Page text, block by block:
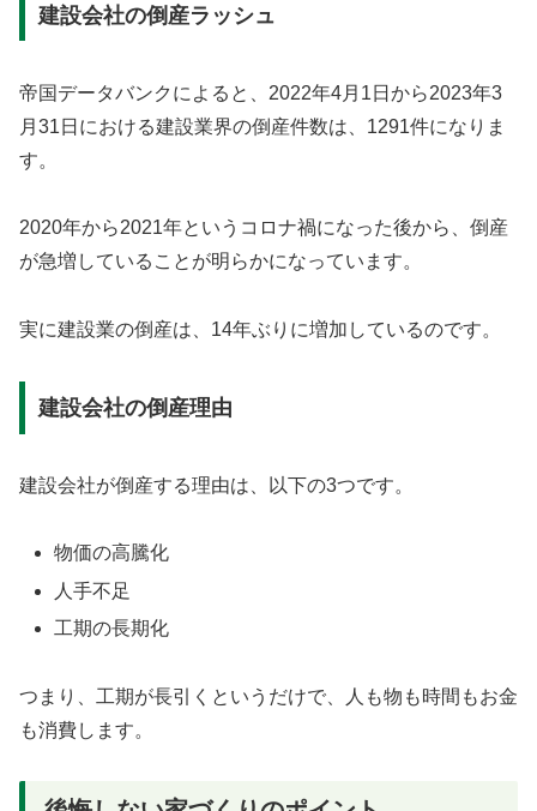
建設会社の倒産ラッシュ
帝国データバンクによると、2022年4月1日から2023年3
月31日における建設業界の倒産件数は、1291件になりま
す。
2020年から2021年というコロナ禍になった後から、倒産
が急増していることが明らかになっています。
実に建設業の倒産は、14年ぶりに増加しているのです。
建設会社の倒産理由
建設会社が倒産する理由は、以下の3つです。
物価の高騰化
人手不足
工期の長期化
つまり、工期が長引くというだけで、人も物も時間もお金
も消費します。